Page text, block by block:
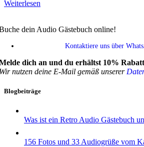
Weiterlesen
dein Audio Gästebuch online!
Kontaktiere uns über
dich an und du erhältst 10%
nutzen deine E-Mail gemäß unserer
Blogbeiträge
Was ist ein Retro Audio Gästebuch
156 Fotos und 33 Audiogrüße vom